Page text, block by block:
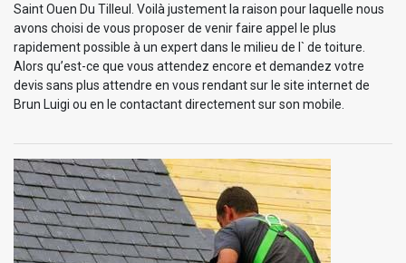
Saint Ouen Du Tilleul. Voilà justement la raison pour laquelle nous
avons choisi de vous proposer de venir faire appel le plus
rapidement possible à un expert dans le milieu de l` de toiture.
Alors qu’est-ce que vous attendez encore et demandez votre
devis sans plus attendre en vous rendant sur le site internet de
Brun Luigi ou en le contactant directement sur son mobile.